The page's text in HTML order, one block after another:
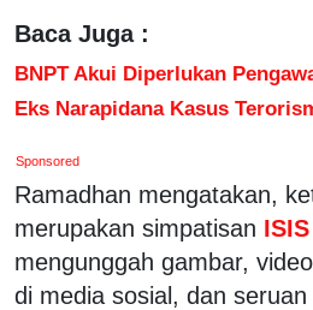
Baca Juga :
BNPT Akui Diperlukan
Eks Narapidana Kasus
Sponsored
Ramadhan mengatakan,
merupakan simpatisan ISIS
mengunggah gambar,
di media sosial, dan